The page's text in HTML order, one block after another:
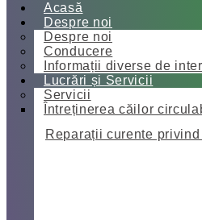
Acasă
Despre noi
Despre noi
Conducere
Informații diverse de
Lucrări și Servicii
Servicii
Întreținerea căilor
Reparații curente